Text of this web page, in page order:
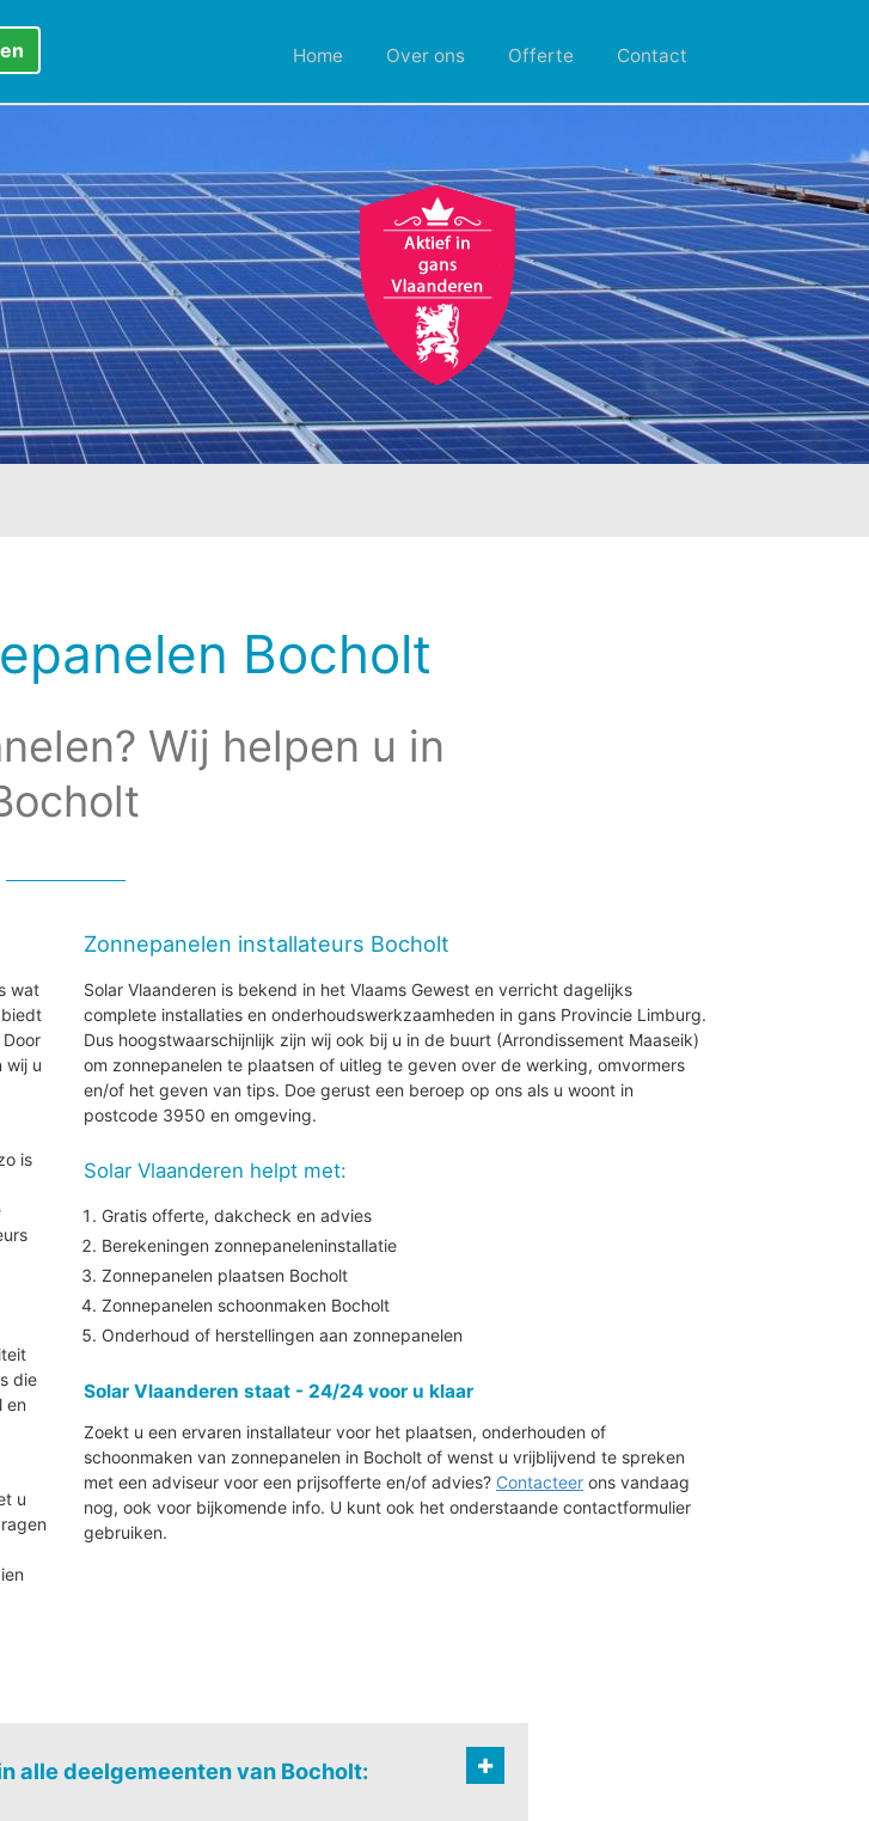
Home Over ons Offerte Contact
Bocholt
Wij helpen u in
wat
Door
wij u
is
die
en
u
Zonnepanelen installateurs Bocholt
Solar Vlaanderen is bekend in het Vlaams Gewest en verricht dagelijks
complete installaties en onderhoudswerkzaamheden in gans Provincie Limburg.
Dus hoogstwaarschijnlijk zijn wij ook bij u in de buurt (Arrondissement Maaseik)
om zonnepanelen te plaatsen of uitleg te geven over de werking, omvormers
en/of het geven van tips. Doe gerust een beroep op ons als u woont in
postcode 3950 en omgeving.
Solar Vlaanderen helpt met:
Gratis offerte, dakcheck en advies
Berekeningen zonnepaneleninstallatie
Zonnepanelen plaatsen Bocholt
Zonnepanelen schoonmaken Bocholt
Onderhoud of herstellingen aan zonnepanelen
Solar Vlaanderen staat - 24/24 voor u klaar
Zoekt u een ervaren installateur voor het plaatsen, onderhouden of
schoonmaken van zonnepanelen in Bocholt of wenst u vrijblijvend te spreken
met een adviseur voor een prijsofferte en/of advies? Contacteer ons vandaag
nog, ook voor bijkomende info. U kunt ook het onderstaande contactformulier
gebruiken.
alle deelgemeenten van Bocholt: